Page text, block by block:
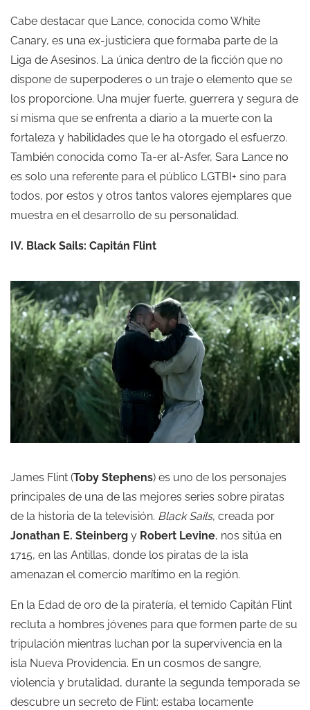
Cabe destacar que Lance, conocida como White
Canary, es una ex-justiciera que formaba parte de la
Liga de Asesinos. La única dentro de la ficción que no
dispone de superpoderes o un traje o elemento que se
los proporcione. Una mujer fuerte, guerrera y segura de
sí misma que se enfrenta a diario a la muerte con la
fortaleza y habilidades que le ha otorgado el esfuerzo.
También conocida como Ta-er al-Asfer, Sara Lance no
es solo una referente para el público LGTBI+ sino para
todos, por estos y otros tantos valores ejemplares que
muestra en el desarrollo de su personalidad.
IV. Black Sails: Capitán Flint
James Flint (Toby Stephens) es uno de los personajes
principales de una de las mejores series sobre piratas
de la historia de la televisión. Black Sails, creada por
Jonathan E. Steinberg y Robert Levine, nos sitúa en
1715, en las Antillas, donde los piratas de la isla
amenazan el comercio marítimo en la región.
En la Edad de oro de la piratería, el temido Capitán Flint
recluta a hombres jóvenes para que formen parte de su
tripulación mientras luchan por la supervivencia en la
isla Nueva Providencia. En un cosmos de sangre,
violencia y brutalidad, durante la segunda temporada se
descubre un secreto de Flint: estaba locamente